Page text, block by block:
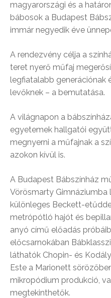
magyarországi és a
bábosok a Budapest
immár negyedik éve
A rendezvény célja a
teret nyerő műfaj
legfiatalabb generációnak
levőknek – a bemutatása.
A világnapon a
egyetemek hallgatói
megnyerni a műfajnak a
azokon kívül is.
A Budapest Bábszínház
Vörösmarty Gimnáziumba
különleges Beckett-
metrópótló hajót és
anyó című előadás
előcsarnokában
láthatók Chopin- és
Este a Marionett
mikropódium produkció,
megtekinthetők.